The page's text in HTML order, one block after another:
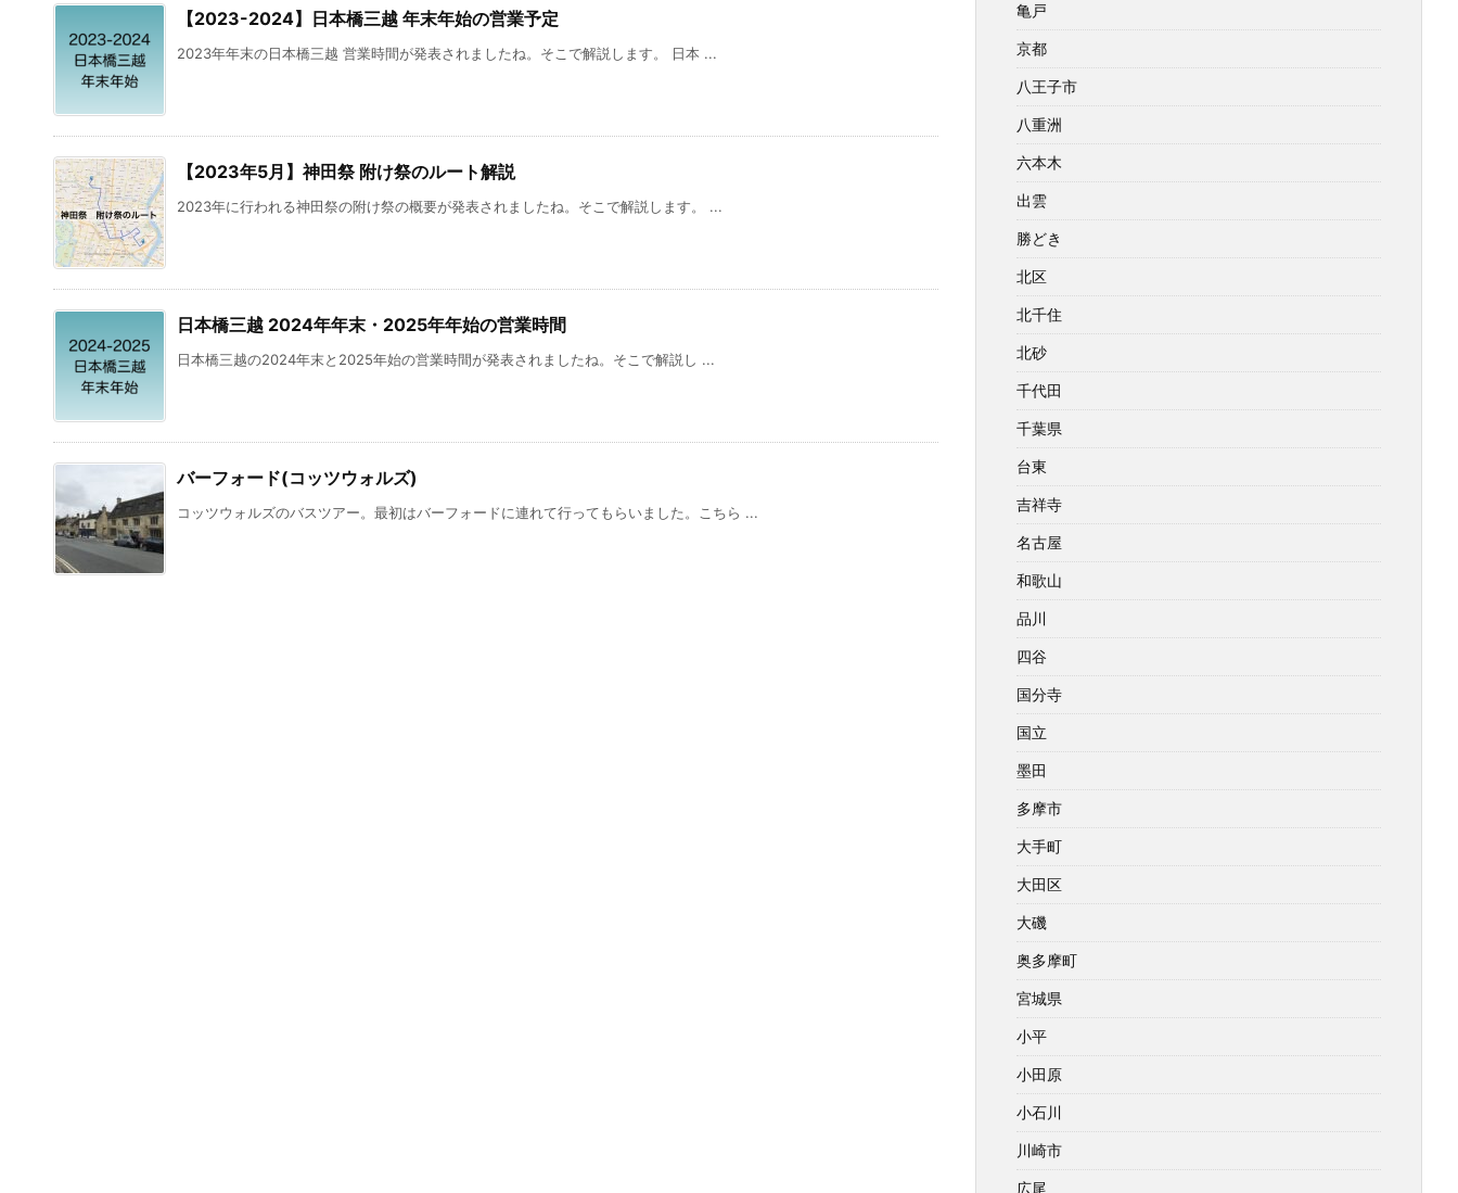
【2023-2024】日本橋三越 年末年始の営業予定
2023年年末の日本橋三越 営業時間が発表されましたね。そこで解説します。 日本 ...
【2023年5月】神田祭 附け祭のルート解説
2023年に行われる神田祭の附け祭の概要が発表されましたね。そこで解説します。 ...
日本橋三越 2024年年末・2025年年始の営業時間
日本橋三越の2024年末と2025年始の営業時間が発表されましたね。そこで解説し ...
バーフォード(コッツウォルズ)
コッツウォルズのバスツアー。最初はバーフォードに連れて行ってもらいました。こちら ...
亀戸
京都
八王子市
八重洲
六本木
出雲
勝どき
北区
北千住
北砂
千代田
千葉県
台東
吉祥寺
名古屋
和歌山
品川
四谷
国分寺
国立
墨田
多摩市
大手町
大田区
大磯
奥多摩町
宮城県
小平
小田原
小石川
川崎市
広尾